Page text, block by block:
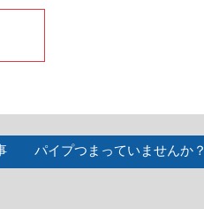
パイプつまっていませんか？